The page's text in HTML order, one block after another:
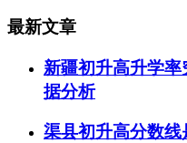
最新文章
新疆初升高升学
据分析
渠县初升高分数